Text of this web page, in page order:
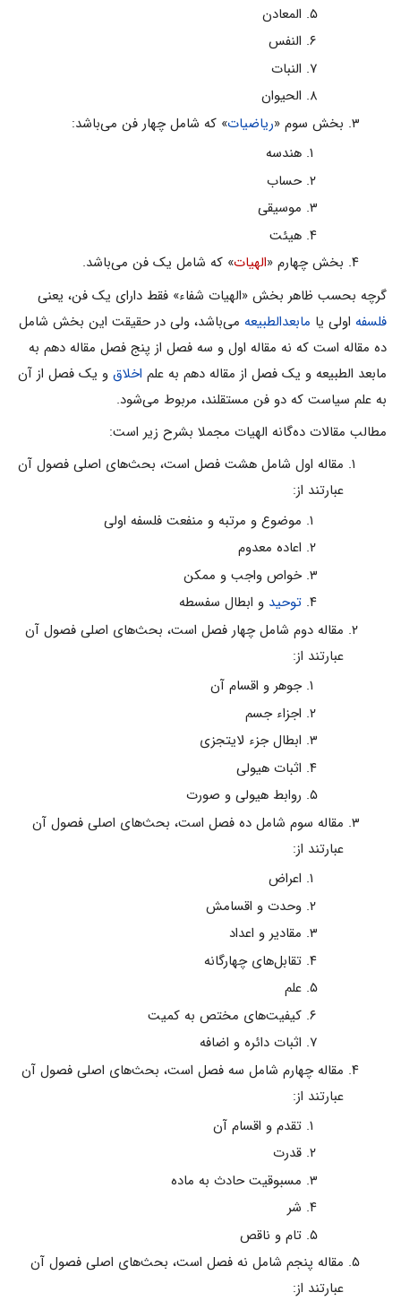
المعادن
النفس‌
النبات
الحیوان
بخش سوم «ریاضیات» که شامل چهار فن مى‌باشد:
هندسه
حساب‌
موسیقى
هیئت
بخش چهارم «الهیات» که شامل یک فن مى‌باشد.
گرچه بحسب ظاهر بخش «الهیات شفاء» فقط داراى یک فن، یعنى
فلسفه اولى یا مابعدالطبیعه مى‌باشد، ولى در حقیقت این بخش شامل
ده مقاله است که نه مقاله اول و سه فصل از پنج فصل مقاله دهم به
مابعد الطبیعه و یک فصل از مقاله دهم به علم اخلاق و یک فصل از آن
به علم سیاست که دو فن مستقلند، مربوط مى‌شود.
مطالب مقالات ده‌گانه الهیات مجملا بشرح زیر است‌:
مقاله اول شامل هشت فصل است، بحث‌هاى اصلى فصول آن
عبارتند از:
موضوع و مرتبه و منفعت فلسفه اولى‌
اعاده معدوم‌
خواص واجب و ممکن‌
توحید و ابطال سفسطه
مقاله دوم شامل چهار فصل است، بحث‌هاى اصلى فصول آن
عبارتند از:
جوهر و اقسام آن‌
اجزاء جسم‌
ابطال جزء لایتجزى‌
اثبات هیولى‌
روابط هیولى و صورت
مقاله سوم شامل ده فصل است، بحث‌هاى اصلى فصول آن
عبارتند از:
اعراض‌
وحدت و اقسامش‌
مقادیر و اعداد
تقابل‌هاى چهارگانه‌
علم‌
کیفیت‌هاى مختص به کمیت‌
اثبات دائره و اضافه
مقاله چهارم شامل سه فصل است، بحث‌هاى اصلى فصول آن
عبارتند از:
تقدم و اقسام آن‌
قدرت‌
مسبوقیت حادث به ماده‌
شر
تام و ناقص
مقاله پنجم شامل نه فصل است، بحث‌هاى اصلى فصول آن
عبارتند از: